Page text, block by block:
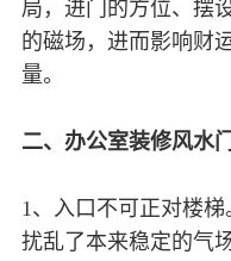
局，进门的方位、摆
的磁场，进而影响财
量。
二、办公室装修风水
1、入口不可正对楼梯
扰乱了本来稳定的气